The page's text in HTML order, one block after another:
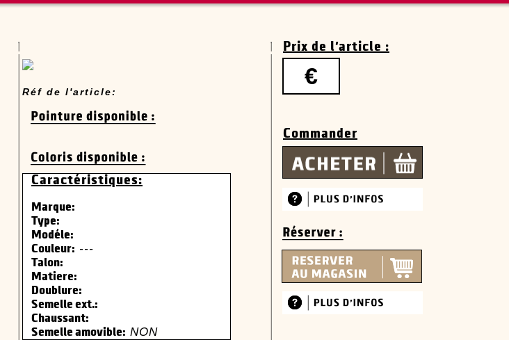
Réf de l'article:
Caractéristiques:
Marque:
Type:
Modéle:
Couleur: ---
Talon:
Matiere:
Doublure:
Semelle ext.:
Chaussant:
Semelle amovible: NON
Prix de l'article :
€
Commander